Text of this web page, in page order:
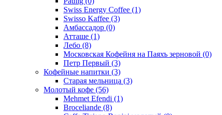
Swiss Energy Coffee (1)
Swisso Kaffee (3)
Амбассадор (0)
Атташе (1)
Лебо (8)
Московская Кофейня на Паяхъ зерновой (0)
Петр Первый (3)
Кофейные напитки (3)
Старая мельница (3)
Молотый кофе (56)
Mehmet Efendi (1)
Broceliande (8)